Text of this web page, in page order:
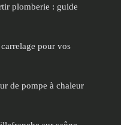
plomberie : guide
pour vos
de pompe à chaleur